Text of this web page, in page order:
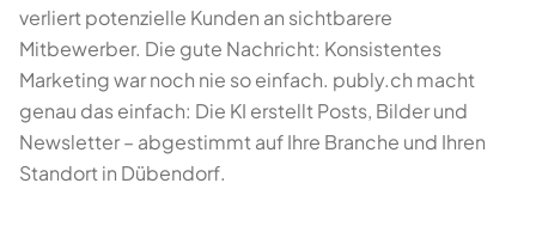
verliert potenzielle Kunden an sichtbarere
Mitbewerber. Die gute Nachricht: Konsistentes
Marketing war noch nie so einfach. publy.ch macht
genau das einfach: Die KI erstellt Posts, Bilder und
Newsletter – abgestimmt auf Ihre Branche und Ihren
Standort in Dübendorf.